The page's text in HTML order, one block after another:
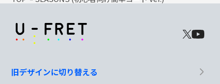
旧デザインに切り替える